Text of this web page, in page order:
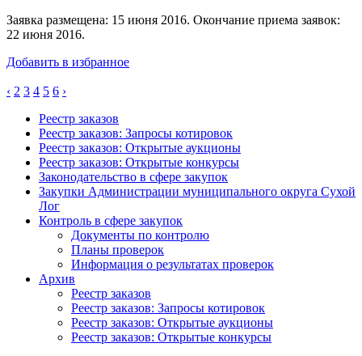
Заявка размещена: 15 июня 2016. Окончание приема заявок:
22 июня 2016.
Добавить в избранное
‹ 2 3 4 5 6 ›
Реестр заказов
Реестр заказов: Запросы котировок
Реестр заказов: Открытые аукционы
Реестр заказов: Открытые конкурсы
Законодательство в сфере закупок
Закупки Администрации муниципального округа Сухой
Лог
Контроль в сфере закупок
Документы по контролю
Планы проверок
Информация о результатах проверок
Архив
Реестр заказов
Реестр заказов: Запросы котировок
Реестр заказов: Открытые аукционы
Реестр заказов: Открытые конкурсы